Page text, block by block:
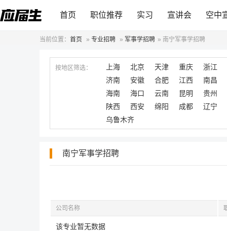
首页 职位推荐 实习 宣讲会 空中
当前位置： 首页 » 专业招聘 » 军事学招聘 » 南宁军事学招聘
按地区筛选： 上海 北京 天津 重庆
浙江
济南
安徽 合肥 江西
南昌
海南
海口 云南 昆明
贵州
陕西
西安 绵阳 成都
辽宁
乌鲁木齐
南宁军事学招聘
公司名称
该专业暂无数据